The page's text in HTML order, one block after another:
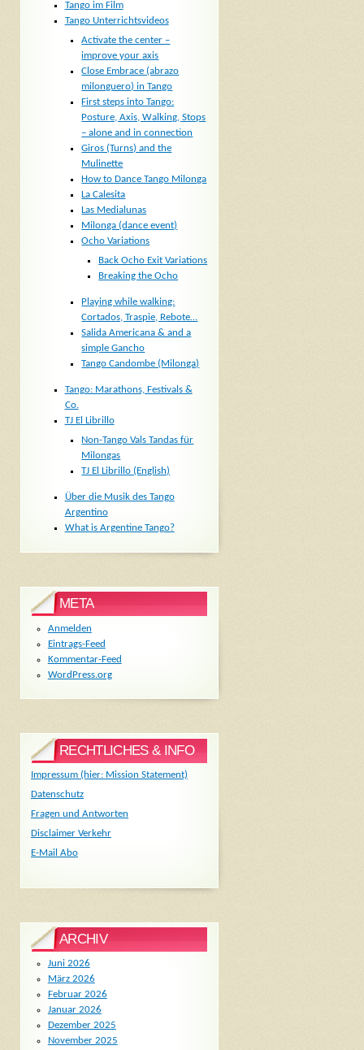
Tango im Film
Tango Unterrichtsvideos
Activate the center –
improve your axis
Close Embrace (abrazo
milonguero) in Tango
First steps into Tango:
Posture, Axis, Walking, Stops
– alone and in connection
Giros (Turns) and the
Mulinette
How to Dance Tango Milonga
La Calesita
Las Medialunas
Milonga (dance event)
Ocho Variations
Back Ocho Exit Variations
Breaking the Ocho
Playing while walking:
Cortados, Traspie, Rebote…
Salida Americana & and a
simple Gancho
Tango Candombe (Milonga)
Tango: Marathons, Festivals &
Co.
TJ El Librillo
Non-Tango Vals Tandas für
Milongas
TJ El Librillo (English)
Über die Musik des Tango
Argentino
What is Argentine Tango?
META
Anmelden
Eintrags-Feed
Kommentar-Feed
WordPress.org
RECHTLICHES & INFO
Impressum (hier: Mission Statement)
Datenschutz
Fragen und Antworten
Disclaimer Verkehr
E-Mail Abo
ARCHIV
Juni 2026
März 2026
Februar 2026
Januar 2026
Dezember 2025
November 2025